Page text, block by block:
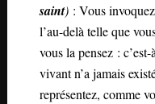
saint): Vous invoquez
l’au-delà telle que
vous la pensez :
vivant n’a jamais
représentez, comme